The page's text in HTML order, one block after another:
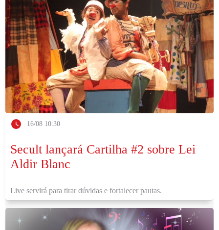
16/08 10:30
Secult lançará Cartilha #2 sobre Lei
Aldir Blanc
Live servirá para tirar dúvidas e fortalecer pautas.